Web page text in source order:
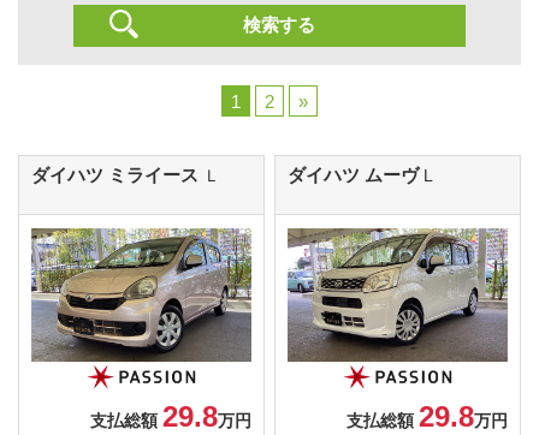
1 2 »
ダイハツ ミライース Ｌ
支払総額 29.8万円
ダイハツ ムーヴ
支払総額 29.8万円